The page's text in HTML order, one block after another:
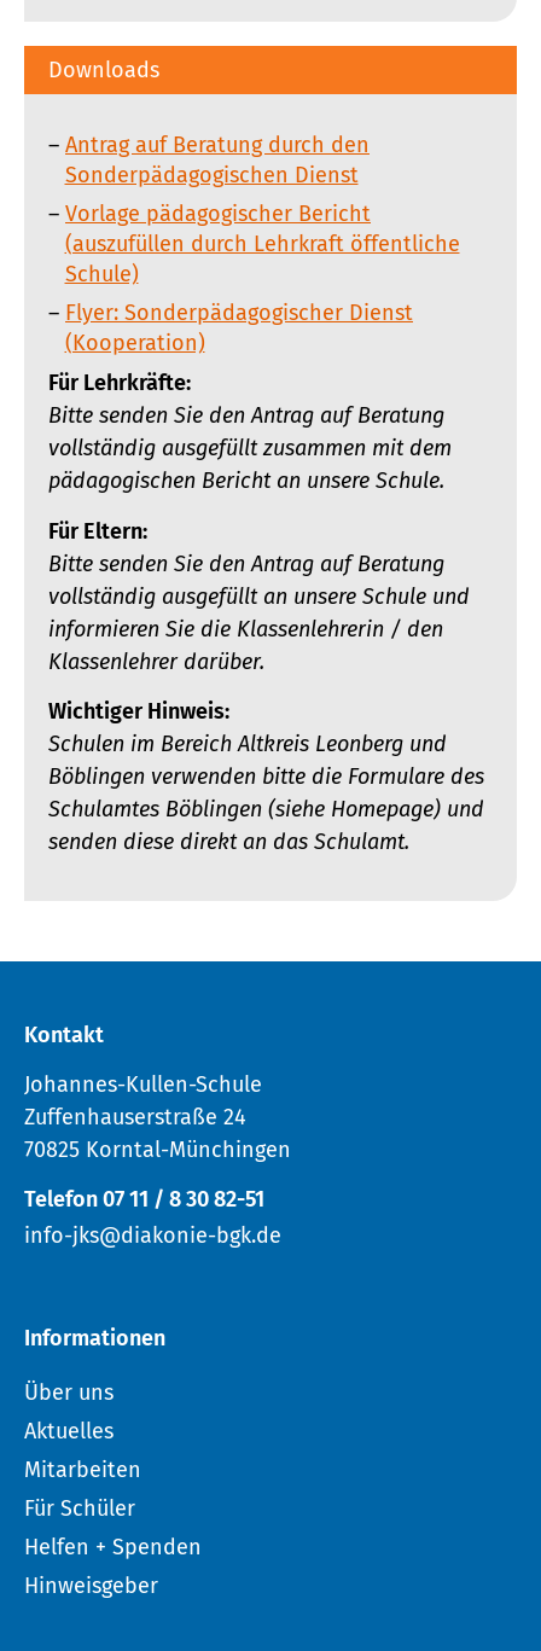
Downloads
Antrag auf Beratung durch den
Sonderpädagogischen Dienst
Vorlage pädagogischer Bericht
(auszufüllen durch Lehrkraft öffentliche
Schule)
Flyer: Sonderpädagogischer Dienst
(Kooperation)
Für Lehrkräfte:
Bitte senden Sie den Antrag auf Beratung
vollständig ausgefüllt zusammen mit dem
pädagogischen Bericht an unsere Schule.
Für Eltern:
Bitte senden Sie den Antrag auf Beratung
vollständig ausgefüllt an unsere Schule und
informieren Sie die Klassenlehrerin / den
Klassenlehrer darüber.
Wichtiger Hinweis:
Schulen im Bereich Altkreis Leonberg und
Böblingen verwenden bitte die Formulare des
Schulamtes Böblingen (siehe Homepage) und
senden diese direkt an das Schulamt.
Kontakt
Johannes-Kullen-Schule
Zuffenhauserstraße 24
70825 Korntal-Münchingen
Telefon 07 11 / 8 30 82-51
info-jks@diakonie-bgk.de
Informationen
Über uns
Aktuelles
Mitarbeiten
Für Schüler
Helfen + Spenden
Hinweisgeber